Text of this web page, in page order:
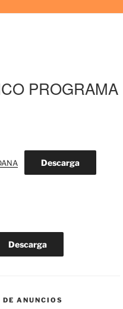
PROGRAMA
Descarga
Descarga
DE ANUNCIOS